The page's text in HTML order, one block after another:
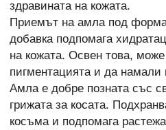
здравината на кожата.
Приемът на амла под
добавка подпомага
на кожата. Освен това,
пигментацията и да намали
Амла е добре позната със
грижата за косата.
косъма и подпомага